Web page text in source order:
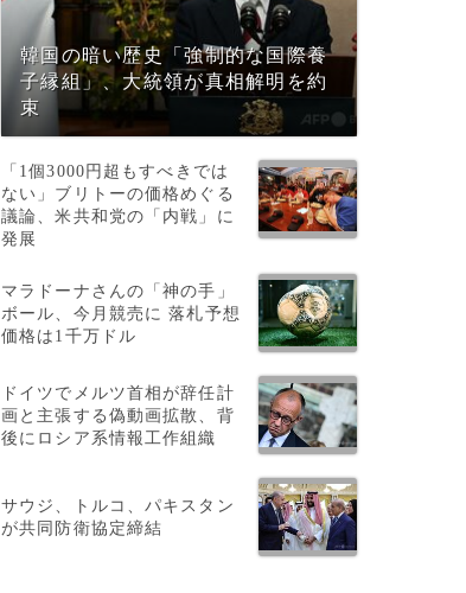
韓国の暗い歴史「強制的な国際養
子縁組」、大統領が真相解明を約
束
「1個3000円超もすべきでは
ない」ブリトーの価格めぐる
議論、米共和党の「内戦」に
発展
マラドーナさんの「神の手」
ボール、今月競売に 落札予想
価格は1千万ドル
ドイツでメルツ首相が辞任計
画と主張する偽動画拡散、背
後にロシア系情報工作組織
サウジ、トルコ、パキスタン
が共同防衛協定締結